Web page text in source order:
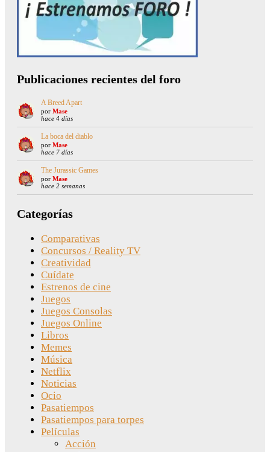
Publicaciones recientes del foro
A Breed Apart
por Mase
hace 4 días
La boca del diablo
por Mase
hace 7 días
The Jurassic Games
por Mase
hace 2 semanas
Categorías
Comparativas
Concursos / Reality TV
Creatividad
Cuídate
Estrenos de cine
Juegos
Juegos Consolas
Juegos Online
Libros
Memes
Música
Netflix
Noticias
Ocio
Pasatiempos
Pasatiempos para torpes
Películas
Acción